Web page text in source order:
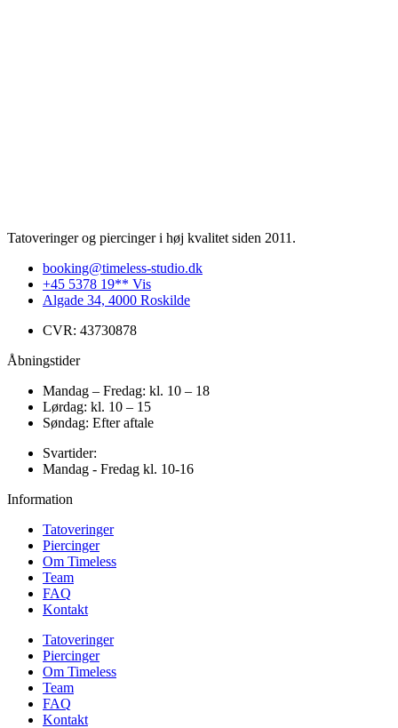
Tatoveringer og piercinger i høj kvalitet siden 2011.
booking@timeless-studio.dk
+45 5378 19** Vis
Algade 34, 4000 Roskilde
CVR: 43730878
Åbningstider
Mandag – Fredag: kl. 10 – 18
Lørdag: kl. 10 – 15
Søndag: Efter aftale
Svartider:
Mandag - Fredag kl. 10-16
Information
Tatoveringer
Piercinger
Om Timeless
Team
FAQ
Kontakt
Tatoveringer
Piercinger
Om Timeless
Team
FAQ
Kontakt